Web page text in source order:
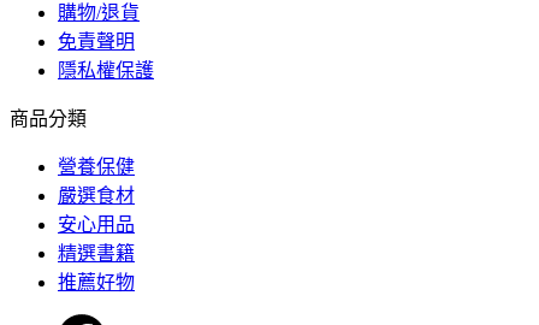
購物/退貨
免責聲明
隱私權保護
商品分類
營養保健
嚴選食材
安心用品
精選書籍
推薦好物